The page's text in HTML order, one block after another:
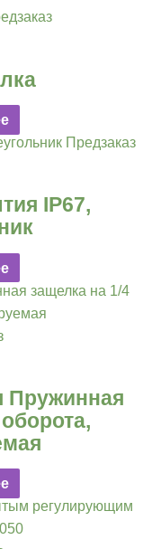
Предзаказ
IP67,
Пружинная